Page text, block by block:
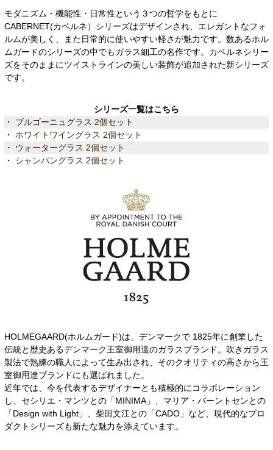
モダニズム・機能性・日常性という３つの哲学をもとに
CABERNET(カベルネ）シリーズはデザインされ、エレガントなフォ
ルムが美しく、また日常的に使いやすい軽さが魅力です。数あるホル
ムガードのシリーズの中でもガラス細工の名作です。カベルネシリー
ズをそのままにツイストラインの美しい装飾が追加された新シリーズ
です。
シリーズ一覧はこちら
・ ブルゴーニュグラス 2個セット
・ ホワイトワイングラス 2個セット
・ ウォーターグラス 2個セット
・ シャンパングラス 2個セット
HOLMEGAARD(ホルムガード)は、デンマークで 1825年に創業した
伝統と歴史あるデンマーク王室御用達のガラスブランド。吹きガラス
製法で熟練の職人によって生み出され、そのクオリティの高さから王
室御用達ブランドにも選ばれました。
近年では、今を代表するデザイナーとも積極的にコラボレーション
し、セシリエ・マンツとの「MINIMA」、マリア・バーントセンとの
「Design with Light」、柴田文江との「CADO」など、現代的なプロ
ダクトシリーズも新たな魅力を添えています。